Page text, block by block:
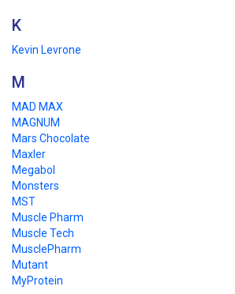
K
Kevin Levrone
M
MAD MAX
MAGNUM
Mars Chocolate
Maxler
Megabol
Monsters
MST
Muscle Pharm
Muscle Tech
MusclePharm
Mutant
MyProtein